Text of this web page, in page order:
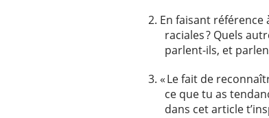
En faisant référence
raciales ? Quels
parlent-ils, et
« Le fait de
ce que tu as
dans cet article